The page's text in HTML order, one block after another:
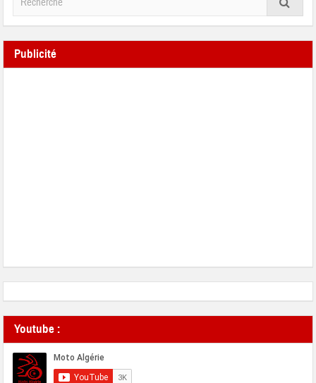
Publicité
Youtube :